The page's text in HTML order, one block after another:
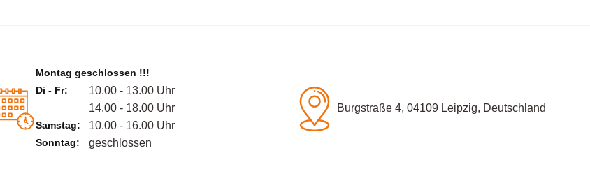
Montag geschlossen !!!
Di - Fr:
10.00 - 13.00 Uhr
14.00 - 18.00 Uhr
Samstag: 10.00 - 16.00 Uhr
Sonntag: geschlossen
Burgstraße 4, 04109 Leipzig, Deutschland